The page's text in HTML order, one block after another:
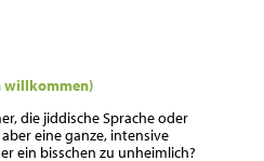
willkommen)
die jiddische Sprache oder
eine ganze, intensive
ein bisschen zu unheimlich?